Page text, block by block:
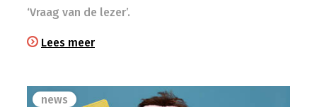
‘Vraag van de lezer’.
Lees meer
news